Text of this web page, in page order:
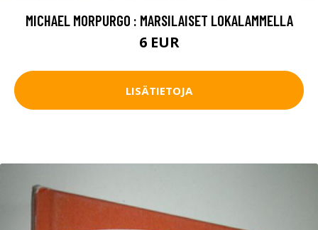
MICHAEL MORPURGO : MARSILAISET LOKALAMMELLA
6 EUR
LISÄTIETOJA